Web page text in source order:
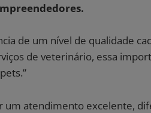
de um nível de qualidade
de veterinário, essa
um atendimento excelente,